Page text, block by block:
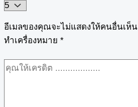
อีเมลของคุณจะไม่แสดงให้คนอื่นเห็น
ทำเครื่องหมาย *